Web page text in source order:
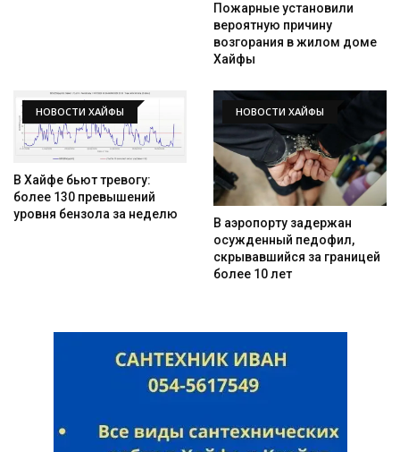
Пожарные установили
вероятную причину
возгорания в жилом доме
Хайфы
НОВОСТИ ХАЙФЫ
В Хайфе бьют тревогу:
более 130 превышений
уровня бензола за неделю
НОВОСТИ ХАЙФЫ
В аэропорту задержан
осужденный педофил,
скрывавшийся за границей
более 10 лет